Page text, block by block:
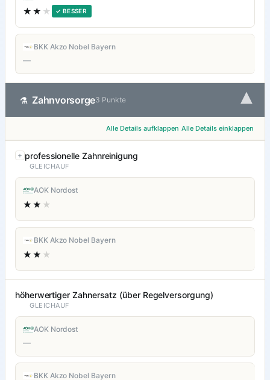
★★ ★ ✓ BESSER
BKK Akzo Nobel Bayern
—
⚗ Zahnvorsorge3 Punkte ▾
Alle Details aufklappen Alle Details einklappen
professionelle Zahnreinigung
GLEICHAUF
AOK Nordost
★★ ★
BKK Akzo Nobel Bayern
★★ ★
höherwertiger Zahnersatz (über Regelversorgung)
GLEICHAUF
AOK Nordost
—
BKK Akzo Nobel Bayern